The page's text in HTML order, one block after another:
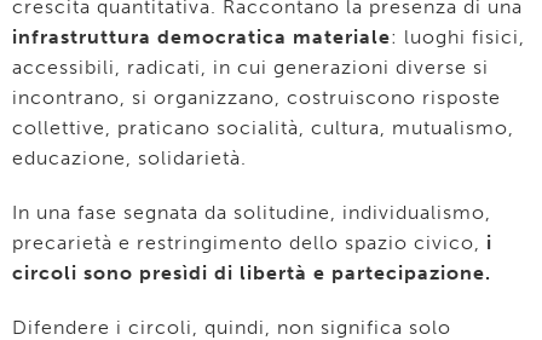
crescita quantitativa. Raccontano la presenza di una
infrastruttura democratica materiale: luoghi fisici,
accessibili, radicati, in cui generazioni diverse si
incontrano, si organizzano, costruiscono risposte
collettive, praticano socialità, cultura, mutualismo,
educazione, solidarietà.
In una fase segnata da solitudine, individualismo,
precarietà e restringimento dello spazio civico, i
circoli sono presìdi di libertà e partecipazione.
Difendere i circoli, quindi, non significa solo